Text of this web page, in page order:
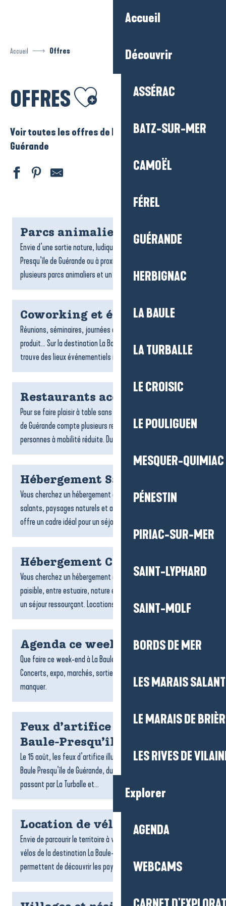
Accueil
Découvrir
ASSÉRAC
BATZ-SUR-MER
CAMOËL
FÉREL
GUÉRANDE
HERBIGNAC
LA BAULE
LA TURBALLE
LE CROISIC
LE POULIGUEN
MESQUER-QUIMIAC
PÉNESTIN
PIRIAC-SUR-MER
SAINT-LYPHARD
SAINT-MOLF
BORDS DE MER
LES MARAIS
LE MARAIS DE
LES RIVES DE
Explorer
AGENDA
WEBCAMS
Accueil Offres
OFFRES Ajouter aux favoris
Voir toutes les offres de La Baule – Presqu’ile de
Guérande
Parcs animaliers
Envie d’une sortie nature, ludique et dépaysante ? À La Baule-
Presqu’île de Guérande ou à proximité de la destination,
plusieurs parcs animaliers et un grand aquarium vous...
Coworking et évènementiel
Réunions, séminaires, journées d’équipe, lancements de
produit… Sur la destination La Baule-Presqu’île de Guérande, on
trouve des lieux événementiels inspirants et des espaces...
Restaurants accessibles
Pour se faire plaisir à table sans contrainte, La Baule-Presqu’île
de Guérande compte plusieurs restaurants accessibles aux
personnes à mobilité réduite. Du bord de mer aux...
Hébergement Saint-Molf
Vous cherchez un hébergement à Saint-Molf ? Entre marais
salants, paysages naturels et ambiance paisible, la commune
offre un cadre idéal pour un séjour ressourçant. Locations,...
Hébergement Camoël
Vous cherchez un hébergement à Camoël ? Cette commune
paisible, entre estuaire, nature et campagne, est parfaite pour
un séjour ressourçant. Locations, chambres d’hôtes ou...
Agenda ce week end
Que faire ce week-end à La Baule-Presqu’île de Guérande ?
Concerts, expo, marchés, sorties et événements à ne pas
manquer.
Feux d’artifice du 15 août à La
Baule-Presqu’île de Guérande
Le 15 août, les feux d’artifice illuminent les soirées d’été à La
Baule Presqu’île de Guérande, du Croisic jusqu’à Pénestin en
passant par La Turballe et...
Location de vélos
Envie de parcourir le territoire à votre rythme ? Les loueurs de
vélos de la destination La Baule-Presqu’île de Guérande vous
permettent de découvrir les paysages, les villages...